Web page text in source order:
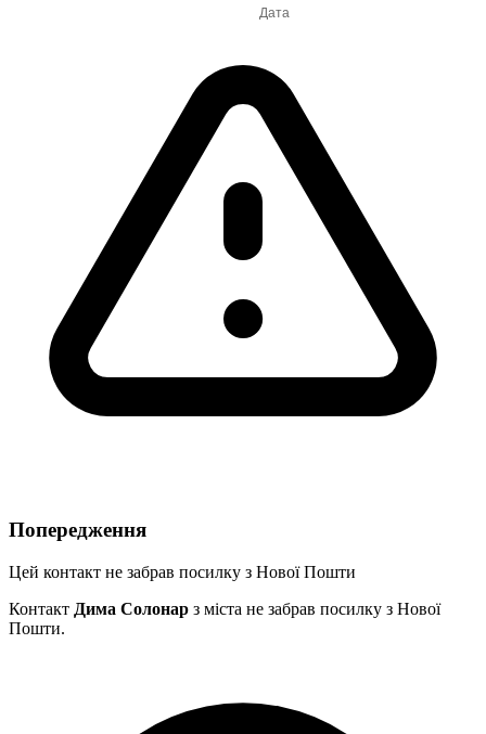
Попередження
Цей контакт не забрав посилку з Нової Пошти
Контакт Дима Солонар з міста не забрав посилку з Нової
Пошти.